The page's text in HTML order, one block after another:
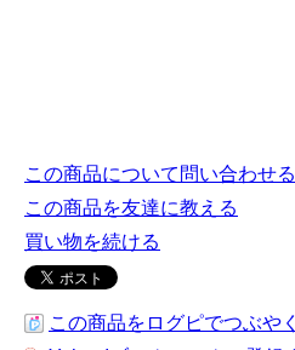
この商品について問い合わせる
この商品を友達に教える
買い物を続ける
この商品をログピでつぶやく